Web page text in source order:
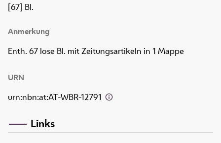
[67] Bl.
Anmerkung
Enth. 67 lose Bl. mit Zeitungsartikeln in 1 Mappe
URN
urn:nbn:at:AT-WBR-12791
Links